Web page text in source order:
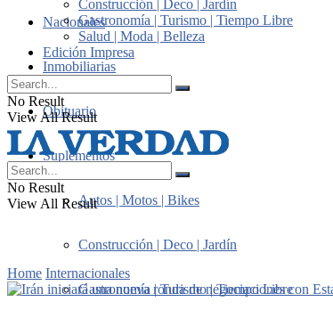
Nacionales
Inmobiliarias
Obituario
Suplementos
Autos | Motos | Bikes
Construcción | Deco | Jardín
Gastronomía | Turismo | Tiempo Libre
Construcción | Deco | Jardín
Gastronomía | Turismo | Tiempo Libre
Salud | Moda | Belleza
Edición Impresa
No Result
View All Result
No Result
View All Result
Home Internacionales